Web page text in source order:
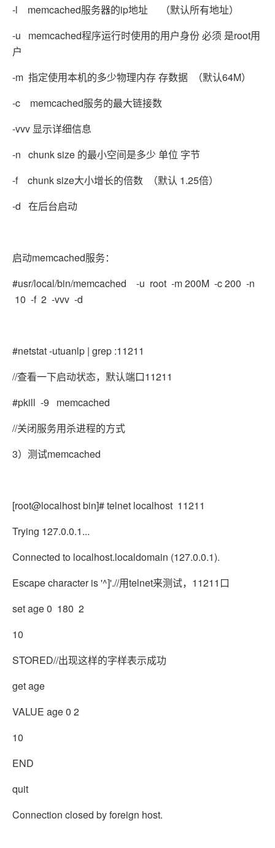
-l memcached服务器的ip地址 （默认所有地址）
-u memcached程序运行时使用的用户身份 必须 是root用
户
-m 指定使用本机的多少物理内存 存数据 （默认64M）
-c memcached服务的最大链接数
-vvv 显示详细信息
-n chunk size 的最小空间是多少 单位 字节
-f chunk size大小增长的倍数 （默认 1.25倍）
-d 在后台启动
启动memcached服务：
#usr/local/bin/memcached -u root -m 200M -c 200 -n
10 -f 2 -vvv -d
#netstat -utuanlp | grep :11211
//查看一下启动状态，默认端口11211
#pkill -9 memcached
//关闭服务用杀进程的方式
3）测试memcached
[root@localhost bin]# telnet localhost 11211
Trying 127.0.0.1...
Connected to localhost.localdomain (127.0.0.1).
Escape character is '^]'.//用telnet来测试，11211口
set age 0 180 2
10
STORED//出现这样的字样表示成功
get age
VALUE age 0 2
10
END
quit
Connection closed by foreign host.